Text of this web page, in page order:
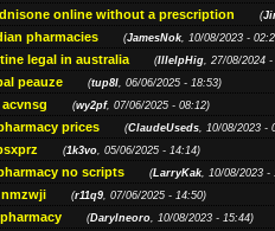
online without a prescription (
pharmacies (JamesNok, 10/08/2023 -
legal in australia (IllelpHig, 27/08/2024 -
peauze (tup8l, 06/06/2025 - 18:53)
(wy2pf, 07/06/2025 - 08:12)
prices (ClaudeUseds, 10/08/2023 -
(1k3vo, 05/06/2025 - 14:14)
no scripts (LarryKak, 10/08/2023 -
(r11q9, 07/06/2025 - 14:50)
(Darylneoro, 10/08/2023 - 15:44)